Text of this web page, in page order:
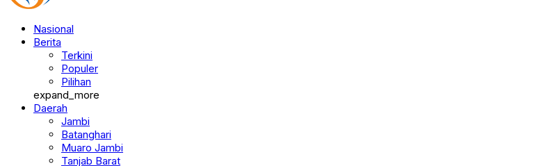
Nasional
Berita
Terkini
Populer
Pilihan
expand_more
Daerah
Jambi
Batanghari
Muaro Jambi
Tanjab Barat